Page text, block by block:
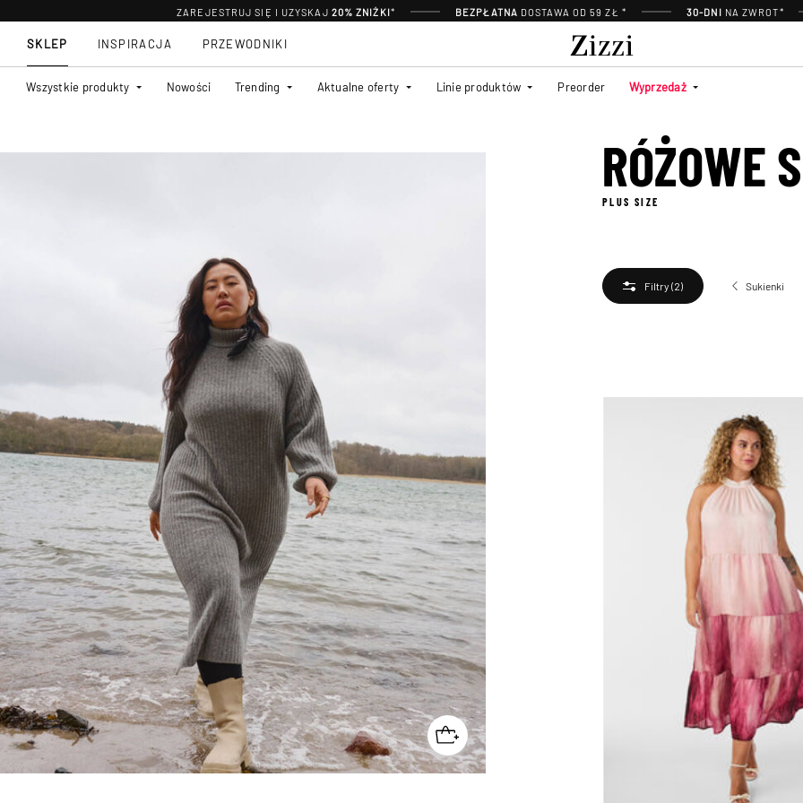
ZAREJESTRUJ SIĘ I UZYSKAJ 20% ZNIŻKI* BEZPŁATNA DOSTAWA OD 59 ZŁ * 30-DNI NA ZWROT*
SKLEP
Wszystkie produkty Nowości Trending Aktualne oferty Linie produktów Preorder Wyprzedaż
INSPIRACJA PRZEWODNIKI
RÓŻOWE
PLUS SIZE
Filtry (2) Sukienki